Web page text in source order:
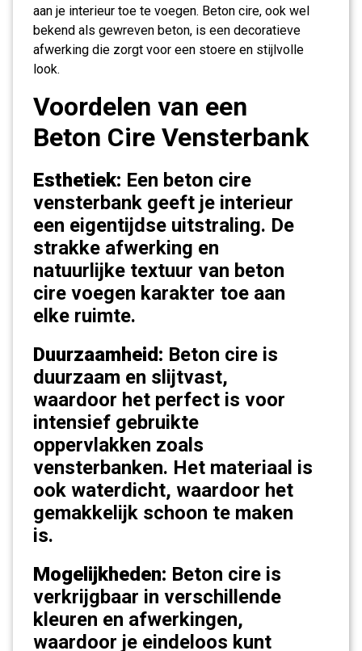
aan je interieur toe te voegen. Beton cire, ook wel
bekend als gewreven beton, is een decoratieve
afwerking die zorgt voor een stoere en stijlvolle
look.
Voordelen van een
Beton Cire Vensterbank
Esthetiek: Een beton cire
vensterbank geeft je interieur
een eigentijdse uitstraling. De
strakke afwerking en
natuurlijke textuur van beton
cire voegen karakter toe aan
elke ruimte.
Duurzaamheid: Beton cire is
duurzaam en slijtvast,
waardoor het perfect is voor
intensief gebruikte
oppervlakken zoals
vensterbanken. Het materiaal is
ook waterdicht, waardoor het
gemakkelijk schoon te maken
is.
Mogelijkheden: Beton cire is
verkrijgbaar in verschillende
kleuren en afwerkingen,
waardoor je eindeloos kunt